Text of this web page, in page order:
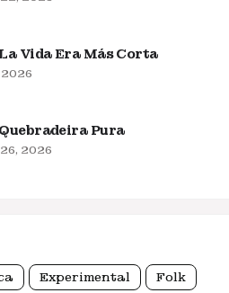
Vida Era Más Corta
Pura
2026
Experimental Folk